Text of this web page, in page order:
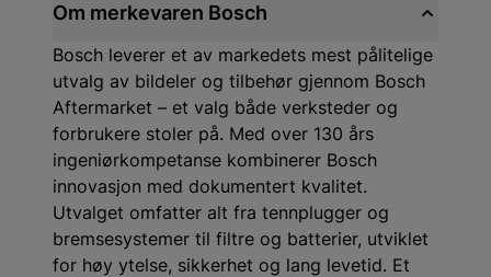
Om merkevaren Bosch
Bosch leverer et av markedets mest pålitelige
utvalg av bildeler og tilbehør gjennom Bosch
Aftermarket – et valg både verksteder og
forbrukere stoler på. Med over 130 års
ingeniørkompetanse kombinerer Bosch
innovasjon med dokumentert kvalitet.
Utvalget omfatter alt fra tennplugger og
bremsesystemer til filtre og batterier, utviklet
for høy ytelse, sikkerhet og lang levetid. Et